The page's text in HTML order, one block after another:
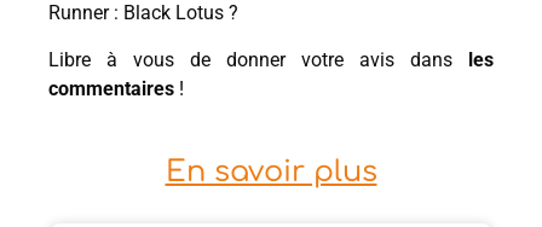
Runner : Black Lotus ?
Libre à vous de donner votre avis dans les
commentaires !
En savoir plus